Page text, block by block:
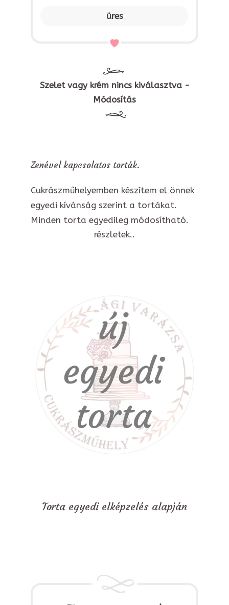
üres
Szelet vagy krém nincs kiválasztva -
Módosítás
Zenével kapcsolatos torták.
Cukrászműhelyemben készítem el önnek
egyedi kívánság szerint a tortákat.
Minden torta egyedileg módosítható.
részletek..
Torta egyedi elképzelés alapján